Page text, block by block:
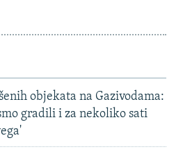
objekata na Gazivodama:
gradili i za nekoliko sati